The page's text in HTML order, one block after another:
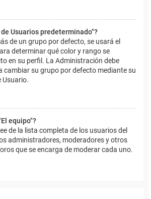
de Usuarios predeterminado"?
de un grupo por defecto, se usará el
determinar qué color y rango se
en su perfil. La Administración debe
cambiar su grupo por defecto mediante su
Usuario.
equipo"?
de la lista completa de los usuarios del
administradores, moderadores y otros
que se encarga de moderar cada uno.